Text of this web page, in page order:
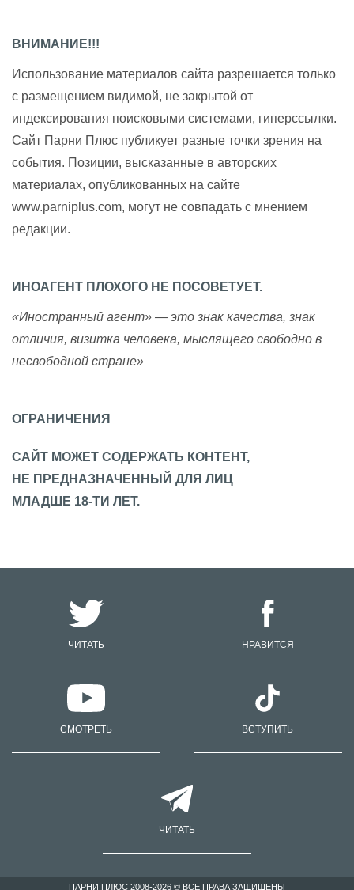
ВНИМАНИЕ!!!
Использование материалов сайта разрешается только
с размещением видимой, не закрытой от
индексирования поисковыми системами, гиперссылки.
Сайт Парни Плюс публикует разные точки зрения на
события. Позиции, высказанные в авторских
материалах, опубликованных на сайте
www.parniplus.com, могут не совпадать с мнением
редакции.
ИНОАГЕНТ ПЛОХОГО НЕ ПОСОВЕТУЕТ.
«Иностранный агент» — это знак качества, знак
отличия, визитка человека, мыслящего свободно в
несвободной стране»
ОГРАНИЧЕНИЯ
САЙТ МОЖЕТ СОДЕРЖАТЬ КОНТЕНТ,
НЕ ПРЕДНАЗНАЧЕННЫЙ ДЛЯ ЛИЦ
МЛАДШЕ 18-ТИ ЛЕТ.
ЧИТАТЬ НРАВИТСЯ
СМОТРЕТЬ ВСТУПИТЬ
ЧИТАТЬ
ПАРНИ ПЛЮС 2008-2026 © ВСЕ ПРАВА ЗАЩИЩЕНЫ